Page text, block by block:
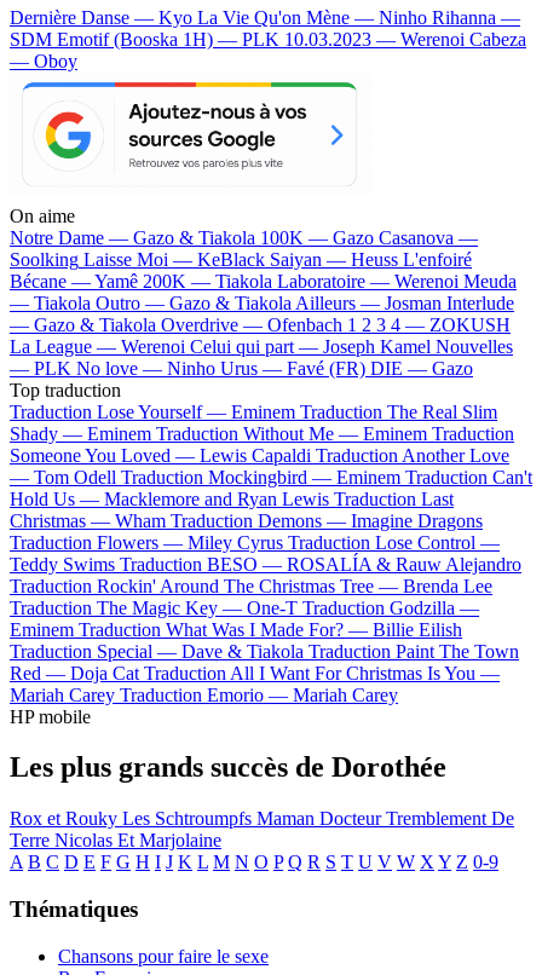
Dernière Danse — Kyo La Vie Qu'on Mène — Ninho Rihanna —
SDM Emotif (Booska 1H) — PLK 10.03.2023 — Werenoi Cabeza
— Oboy
On aime
Notre Dame — Gazo & Tiakola 100K — Gazo Casanova —
Soolking Laisse Moi — KeBlack Saiyan — Heuss L'enfoiré
Bécane —Yamê 200K — Tiakola Laboratoire — Werenoi Meuda
— Tiakola Outro — Gazo & Tiakola Ailleurs — Josman Interlude
— Gazo & Tiakola Overdrive — Ofenbach 1 2 3 4 — ZOKUSH
La League — Werenoi Celui qui part — Joseph Kamel Nouvelles
— PLK No love — Ninho Urus — Favé (FR) DIE — Gazo
Top traduction
Traduction Lose Yourself — Eminem Traduction The Real Slim
Shady — Eminem Traduction Without Me — Eminem Traduction
Someone You Loved — Lewis Capaldi Traduction Another Love
— Tom Odell Traduction Mockingbird — Eminem Traduction Can't
Hold Us — Macklemore and Ryan Lewis Traduction Last
Christmas — Wham Traduction Demons — Imagine Dragons
Traduction Flowers — Miley Cyrus Traduction Lose Control —
Teddy Swims Traduction BESO — ROSALÍA & Rauw Alejandro
Traduction Rockin' Around The Christmas Tree — Brenda Lee
Traduction The Magic Key — One-T Traduction Godzilla —
Eminem Traduction What Was I Made For? — Billie Eilish
Traduction Special — Dave & Tiakola Traduction Paint The Town
Red — Doja Cat Traduction All I Want For Christmas Is You —
Mariah Carey Traduction Emorio — Mariah Carey
HP mobile
Les plus grands succès de Dorothée
Rox et Rouky Les Schtroumpfs Maman DocteurTremblement De
Terre Nicolas Et Marjolaine
A B C D E F G H I J K L M N O P Q R S T U V W X Y Z 0-9
Thématiques
Chansons pour faire le sexe